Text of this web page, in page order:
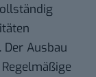
Ausbau